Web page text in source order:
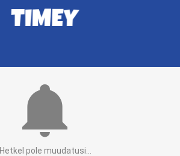
󰂚
Hetkel pole muudatusi...